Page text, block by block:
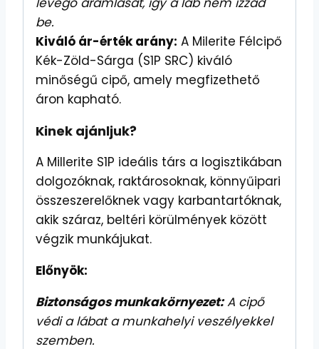
be.
Kiváló ár-érték arány: A Milerite Félcipő
Kék-Zöld-Sárga (S1P SRC) kiváló
minőségű cipő, amely megfizethető
áron kapható.
Kinek ajánljuk?
A Millerite S1P ideális társ a logisztikában
dolgozóknak, raktárosoknak, könnyűipari
összeszerelőknek vagy karbantartóknak,
akik száraz, beltéri körülmények között
végzik munkájukat.
Előnyök:
Biztonságos munkakörnyezet:A cipő
védi a lábat a munkahelyi veszélyekkel
szemben.